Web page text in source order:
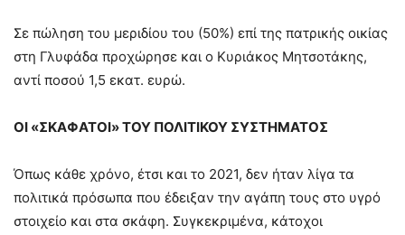
Σε πώληση του μεριδίου του (50%) επί της πατρικής οικίας
στη Γλυφάδα προχώρησε και ο Κυριάκος Μητσοτάκης,
αντί ποσού 1,5 εκατ. ευρώ.
ΟΙ «ΣΚΑΦΑΤΟΙ» ΤΟΥ ΠΟΛΙΤΙΚΟΥ ΣΥΣΤΗΜΑΤΟΣ
Όπως κάθε χρόνο, έτσι και το 2021, δεν ήταν λίγα τα
πολιτικά πρόσωπα που έδειξαν την αγάπη τους στο υγρό
στοιχείο και στα σκάφη. Συγκεκριμένα, κάτοχοι